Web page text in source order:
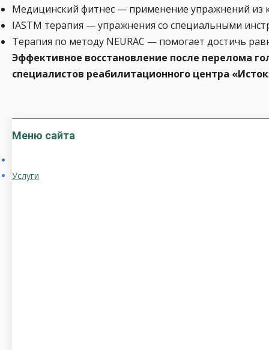
Медицинский фитнес — применение упражнений из
IASTM терапия — упражнения со специальными
Терапия по методу NEURAC — помогает достичь
Эффективное восстановление после перелома
специалистов реабилитационного центра
Меню сайта
Услуги